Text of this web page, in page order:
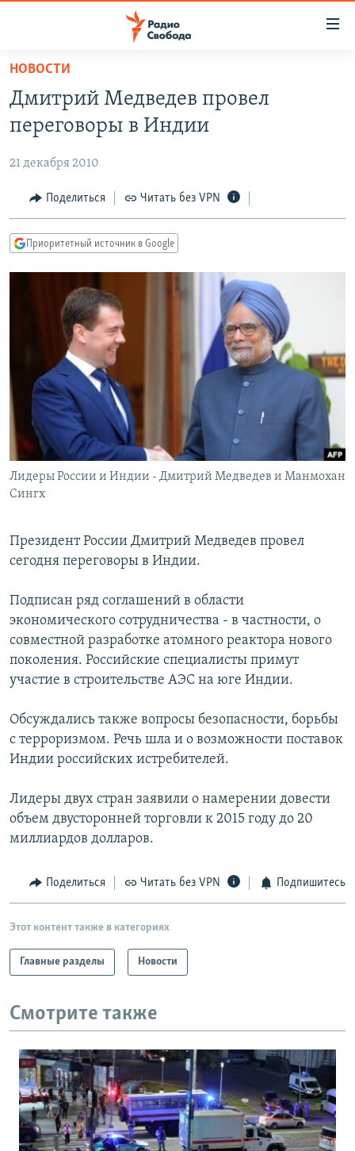
упрощенного
доступа
основному
Вернутся
главной
навигации
Вернутся
ПОДКАСТЫ
АВТОРСКИЕ ПРОЕКТЫ
ЦИТАТЫ СВОБОДЫ
МНЕНИЯ
IDEL.РЕАЛИИ
КАВКАЗ.РЕАЛИИ
СЕВЕР.РЕАЛИИ
СИБИРЬ.РЕАЛИИ
РАСПИСАНИЕ ВЕЩАНИЯ
ПОДПИШИТЕСЬ НА РАССЫЛКУ
СОЦИАЛЬНЫЕ СЕТИ
Все сайты РСЕ/РС
НОВОСТИ
Дмитрий Медведев провел
переговоры в Индии
21 декабря 2010
Поделиться Читать без VPN
Приоритетный источник в Google
Лидеры России и Индии - Дмитрий Медведев и Манмохан
Сингх
Президент России Дмитрий Медведев провел
сегодня переговоры в Индии.
Подписан ряд соглашений в области
экономического сотрудничества - в частности, о
совместной разработке атомного реактора нового
поколения. Российские специалисты примут
участие в строительстве АЭС на юге Индии.
Обсуждались также вопросы безопасности, борьбы
с терроризмом. Речь шла и о возможности поставок
Индии российских истребителей.
Лидеры двух стран заявили о намерении довести
объем двусторонней торговли к 2015 году до 20
миллиардов долларов.
Поделиться Читать без VPN Подпишитесь
Этот контент также в категориях
Главные разделы Новости
Смотрите также